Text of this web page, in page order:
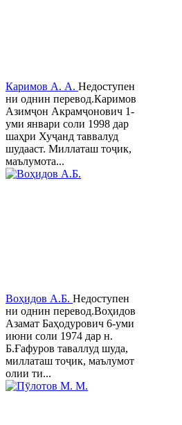
Каримов А. А. Недоступен
ни однин перевод.Каримов
Азимҷон Акрамҷонович 1-
уми январи соли 1998 дар
шаҳри Хуҷанд таввалуд
шудааст. Миллаташ тоҷик,
маълумота...
Воҳидов А.Б. Недоступен
ни однин перевод.Воҳидов
Азамат Баҳодурович 6-уми
июни соли 1974 дар н.
Б.Ғафуров таваллуд шуда,
миллаташ тоҷик, маълумот
олии ти...